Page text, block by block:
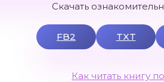
Скачать
FB2 TXT
Как читать книгу